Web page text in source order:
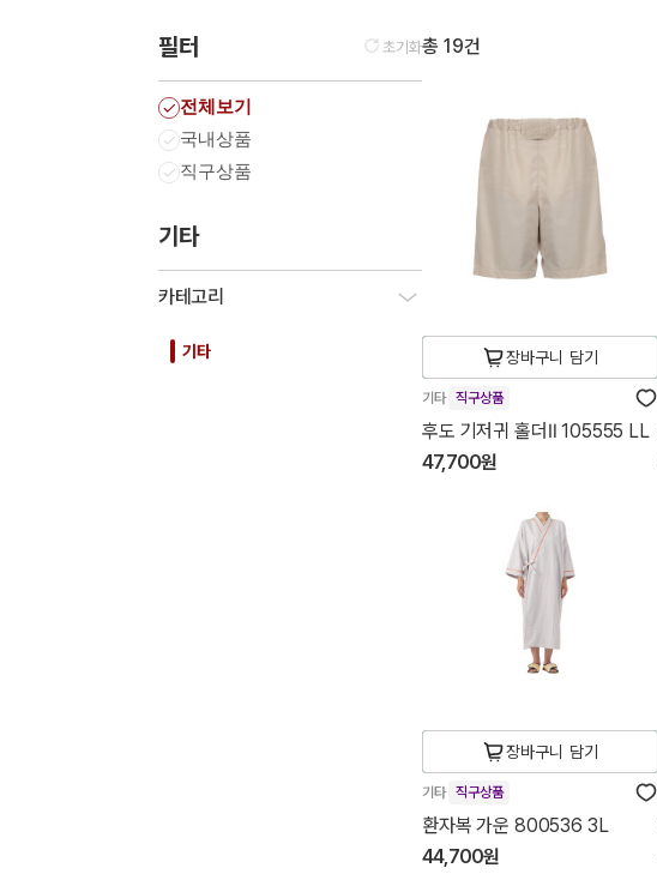
필터 초기화
전체보기
국내상품
직구상품
기타
카테고리
기타
총 19건
장바구니 담기
기타 직구상품
후도 기저귀 홀더Ⅱ 105555 LL
47,700원
장바구니 담기
기타 직구상품
환자복 가운 800536 3L
44,700원